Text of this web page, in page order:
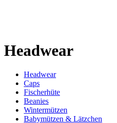
Headwear
Headwear
Caps
Fischerhüte
Beanies
Wintermützen
Babymützen & Lätzchen